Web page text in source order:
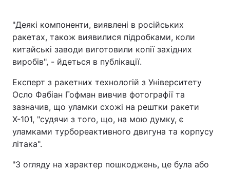
"Деякі компоненти, виявлені в російських
ракетах, також виявилися підробками, коли
китайські заводи виготовили копії західних
виробів", - йдеться в публікації.
Експерт з ракетних технологій з Університету
Осло Фабіан Гофман вивчив фотографії та
зазначив, що уламки схожі на рештки ракети
Х-101, "судячи з того, що, на мою думку, є
уламками турбореактивного двигуна та корпусу
літака".
"З огляду на характер пошкоджень, це була або